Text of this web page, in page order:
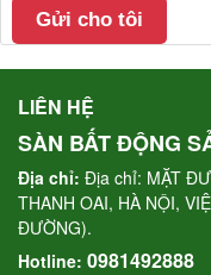
LIÊN HỆ
SÀN BẤT ĐỘNG
Địa chỉ: Địa chỉ: MẶT
THANH OAI, HÀ NỘI,
ĐƯỜNG).
Hotline: 0981492888